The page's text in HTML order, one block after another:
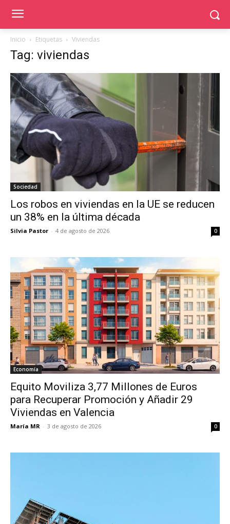
Inicio Etiquetas Viviendas
Tag: viviendas
Sociedad
Los robos en viviendas en la UE se reducen
un 38% en la última década
Silvia Pastor - 4 de agosto de 2026 0
Economía
Equito Moviliza 3,77 Millones de Euros
para Recuperar Promoción y Añadir 29
Viviendas en Valencia
María MR - 3 de agosto de 2026 0